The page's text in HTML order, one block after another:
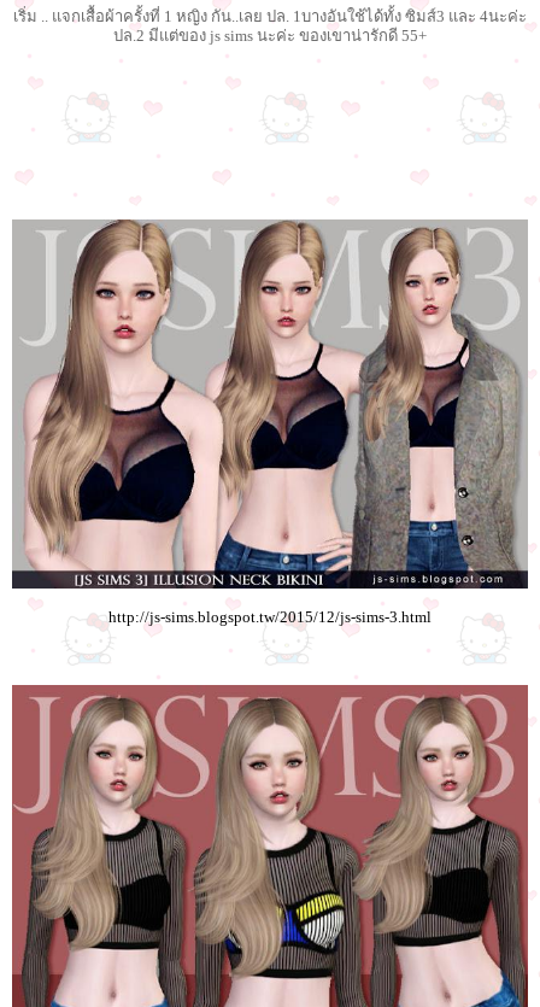
เริ่ม .. แจกเสื้อผ้าครั้งที่ 1 หญิง กัน..เลย ปล. 1บางอันใช้ได้ทั้ง ซิมส์3 และ 4นะค่ะ
ปล.2 มีแต่ของ js sims นะค่ะ ของเขาน่ารักดี 55+
http://js-sims.blogspot.tw/2015/12/js-sims-3.html